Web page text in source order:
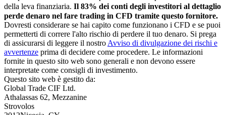
della leva finanziaria. Il 83% dei conti degli investitori al dettaglio
perde denaro nel fare trading in CFD tramite questo fornitore.
Dovresti considerare se hai capito come funzionano i CFD e se puoi
permetterti di correre l'alto rischio di perdere il tuo denaro. Si prega
di assicurarsi di leggere il nostro Avviso di divulgazione dei rischi e
avvertenze prima di decidere come procedere. Le informazioni
fornite in questo sito web sono generali e non devono essere
interpretate come consigli di investimento.
Questo sito web è gestito da:
Global Trade CIF Ltd.
Athalassas 62, Mezzanine
Strovolos